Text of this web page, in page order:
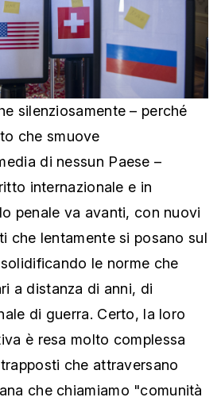
silenziosamente – perché
che smuove
di nessun Paese –
internazionale e in
penale va avanti, con nuovi
che lentamente si posano sul
le norme che
a distanza di anni, di
di guerra. Certo, la loro
è resa molto complessa
che attraversano
che chiamiamo "comunità